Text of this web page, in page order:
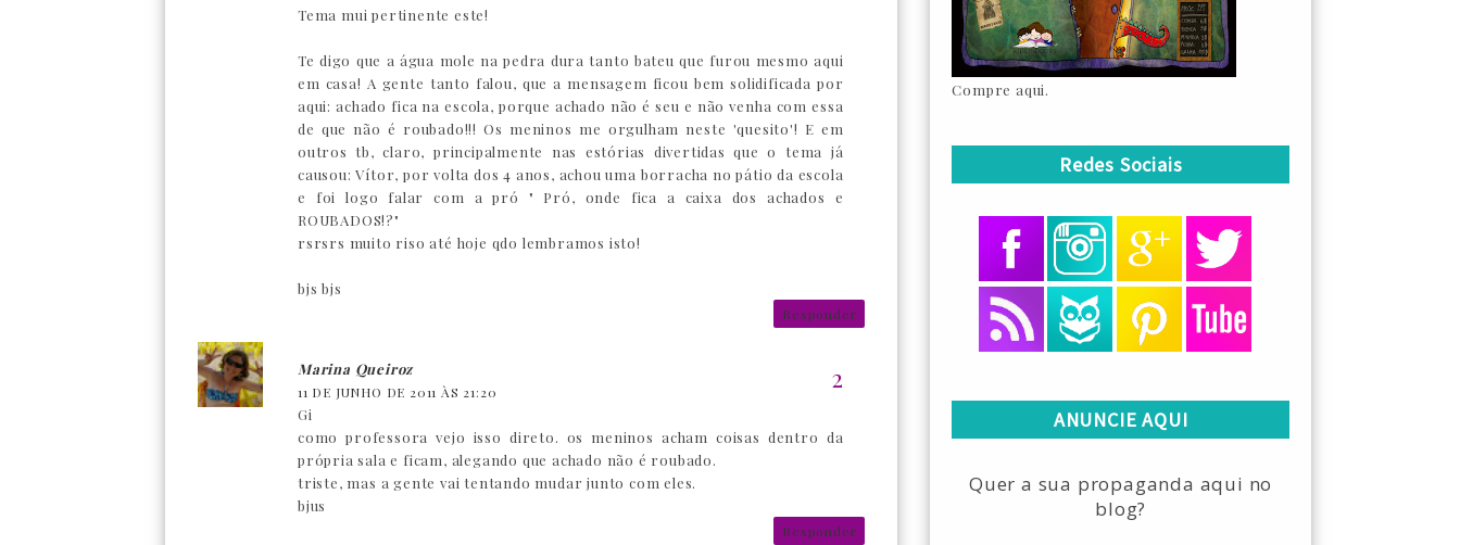
Tema mui pertinente este!
Te digo que a água mole na pedra dura tanto bateu que furou mesmo aqui
em casa! A gente tanto falou, que a mensagem ficou bem solidificada por
aqui: achado fica na escola, porque achado não é seu e não venha com essa
de que não é roubado!!! Os meninos me orgulham neste 'quesito'! E em
outros tb, claro, principalmente nas estórias divertidas que o tema já
causou: Vítor, por volta dos 4 anos, achou uma borracha no pátio da escola
e foi logo falar com a pró " Pró, onde fica a caixa dos achados e
ROUBADOS!?"
rsrsrs muito riso até hoje qdo lembramos isto!
bjs bjs
Responder
Marina Queiroz
11 DE JUNHO DE 2011 ÀS 21:20
Gi
como professora vejo isso direto. os meninos acham coisas dentro da
própria sala e ficam, alegando que achado não é roubado.
triste, mas a gente vai tentando mudar junto com eles.
bjus
Responder
Compre aqui.
Redes Sociais
ANUNCIE AQUI
Quer a sua propaganda aqui no
blog?